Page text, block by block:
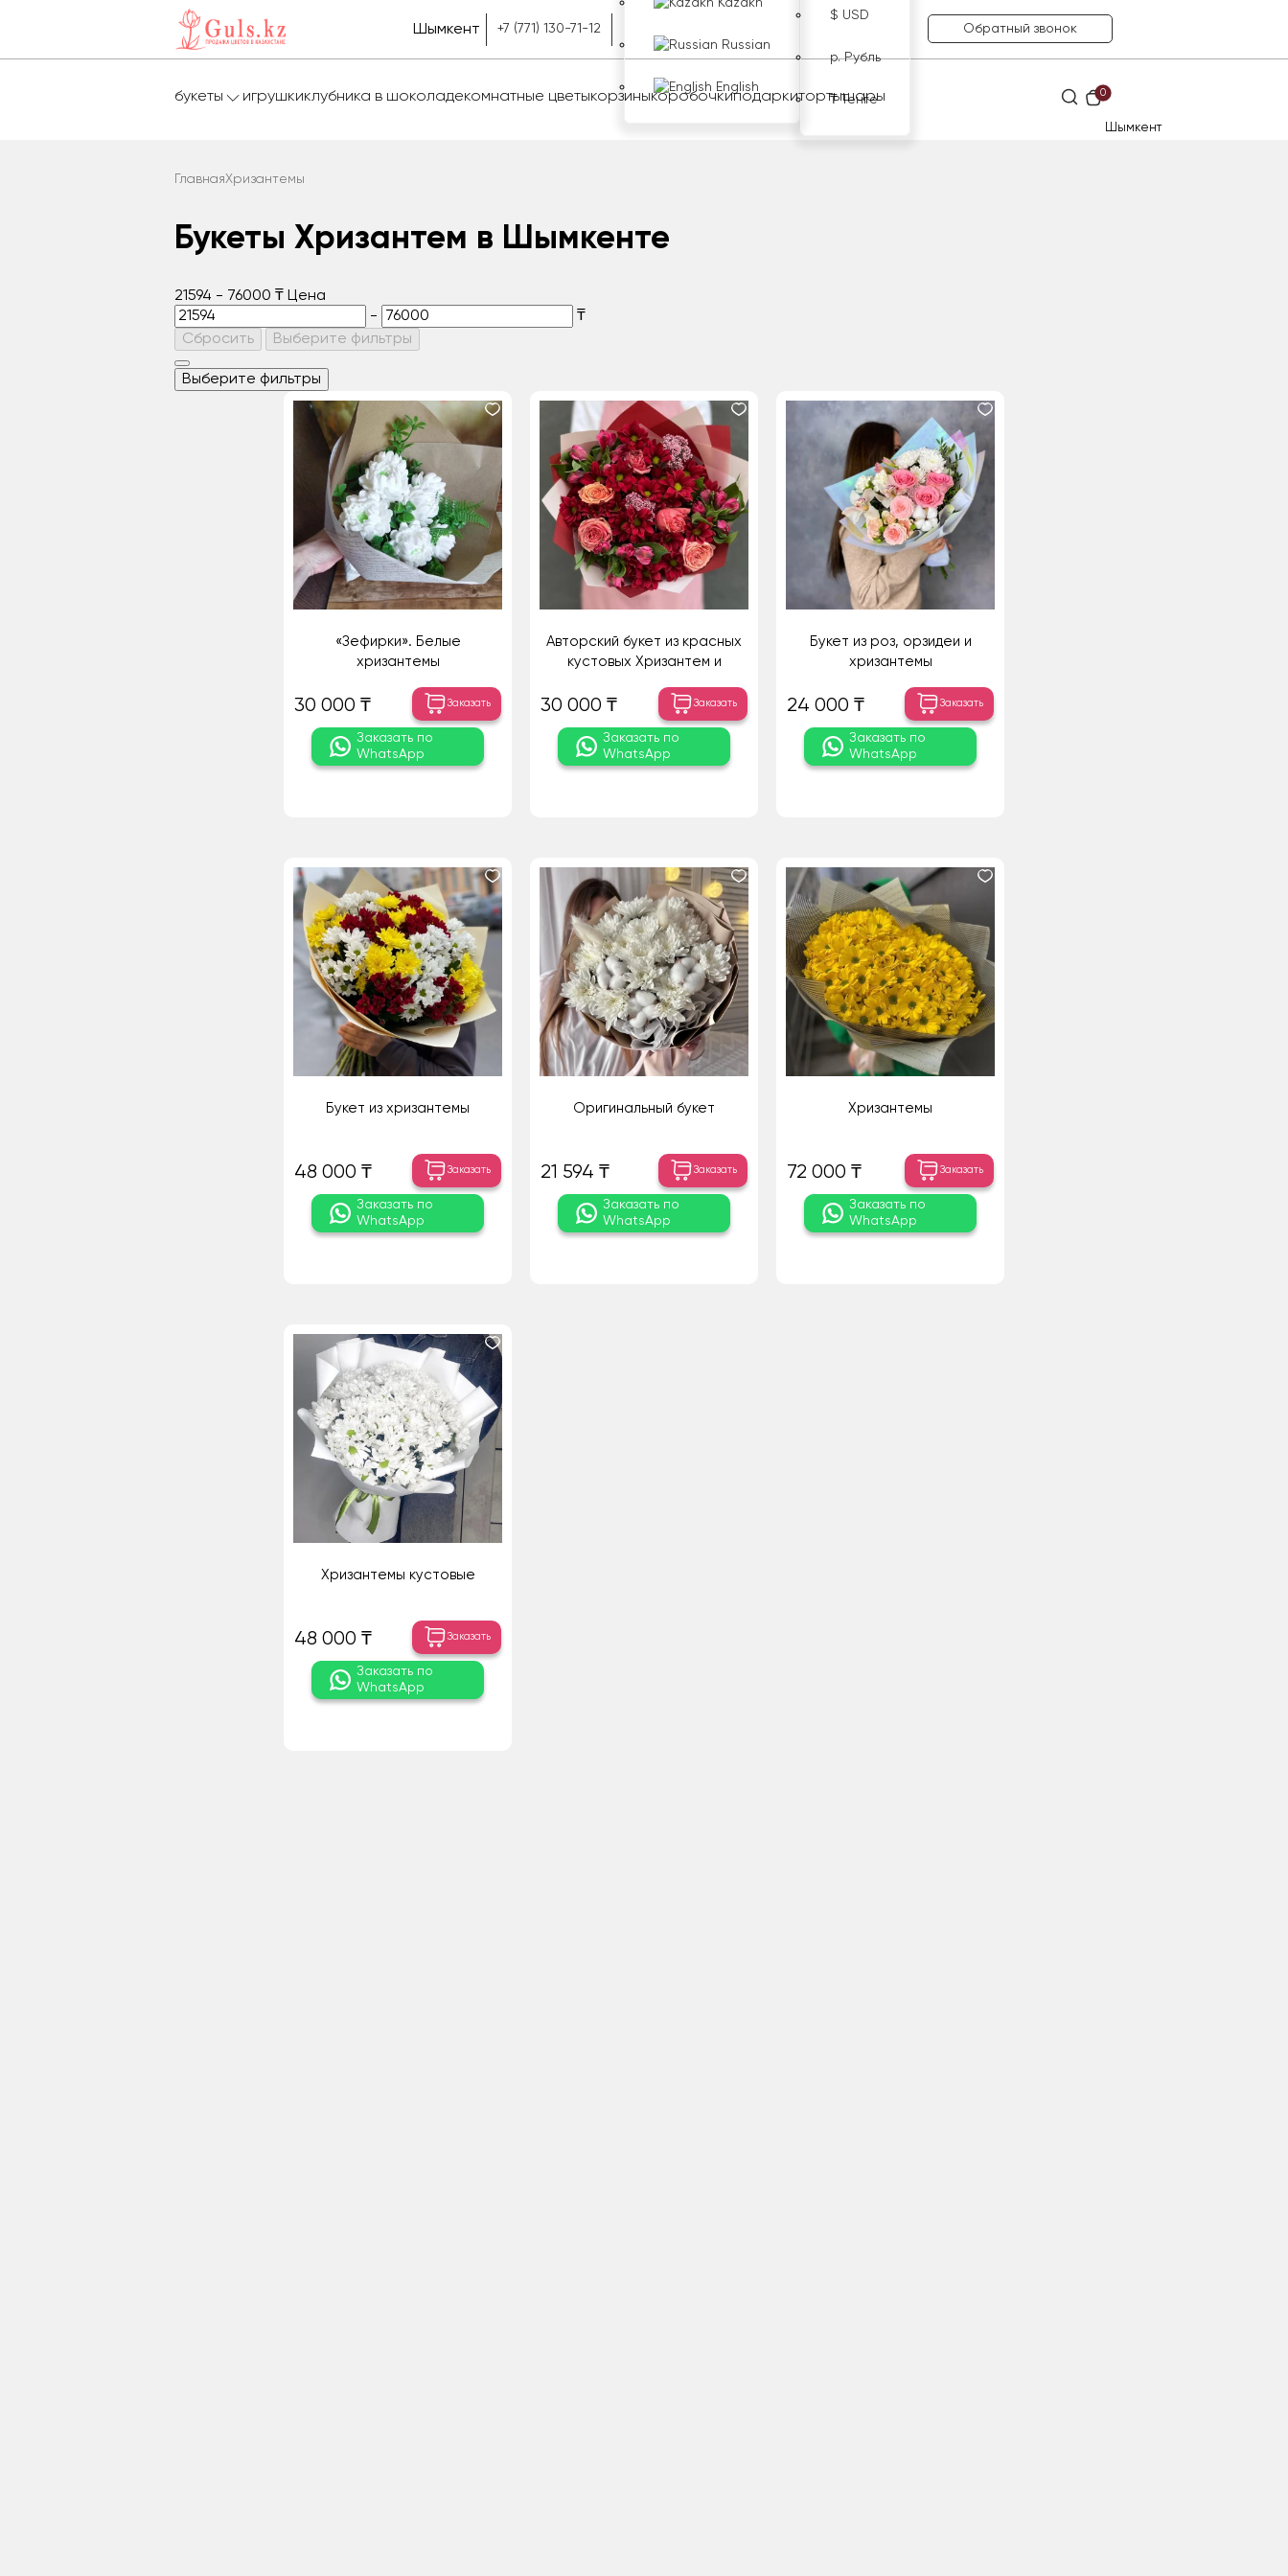
Шымкент +7 (771) 130-71-12
Kazakh
Russian
English
$ USD
р. Рубль
₸ Тенге
Обратный звонок
букеты игрушкиклубника в шоколадекомнатные цветыкорзиныкоробочкиподаркитортышары 0
Шымкент
ГлавнаяХризантемы
Букеты Хризантем в Шымкенте
21594 - 76000 ₸ Цена
-
₸
Сбросить
Выберите фильтры
Выберите фильтры
«Зефирки». Белые
хризантемы
30 000 ₸ Заказать
Заказать по
WhatsApp
Авторский букет из красных
кустовых Хризантем и
30 000 ₸ Заказать
Заказать по
WhatsApp
Букет из роз, орзидеи и
хризантемы
24 000 ₸ Заказать
Заказать по
WhatsApp
Букет из хризантемы
48 000 ₸ Заказать
Заказать по
WhatsApp
Оригинальный букет
21 594 ₸ Заказать
Заказать по
WhatsApp
Хризантемы
72 000 ₸ Заказать
Заказать по
WhatsApp
Хризантемы кустовые
48 000 ₸ Заказать
Заказать по
WhatsApp